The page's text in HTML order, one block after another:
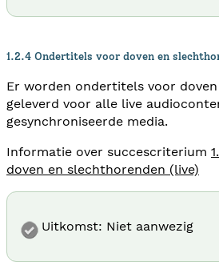
1.2.4 Ondertitels voor doven en
Er worden ondertitels voor
geleverd voor alle live
gesynchroniseerde media.
Informatie over succescriterium
doven en slechthorenden (live)
Uitkomst: Niet aanwezig